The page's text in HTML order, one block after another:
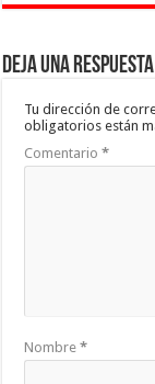
Deja una respuesta
Tu dirección de
obligatorios están
Comentario*
Nombre*